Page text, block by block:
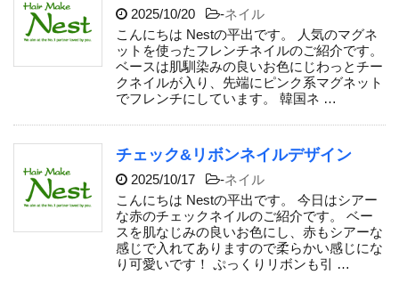
2025/10/20 -ネイル
こんにちは Nestの平出です。 人気のマグネ
ットを使ったフレンチネイルのご紹介です。
ベースは肌馴染みの良いお色にじわっとチー
クネイルが入り、先端にピンク系マグネット
でフレンチにしています。 韓国ネ …
チェック&リボンネイルデザイン
2025/10/17 -ネイル
こんにちは Nestの平出です。 今日はシアー
な赤のチェックネイルのご紹介です。 ベー
スを肌なじみの良いお色にし、赤もシアーな
感じで入れてありますので柔らかい感じにな
り可愛いです！ ぷっくりリボンも引 …